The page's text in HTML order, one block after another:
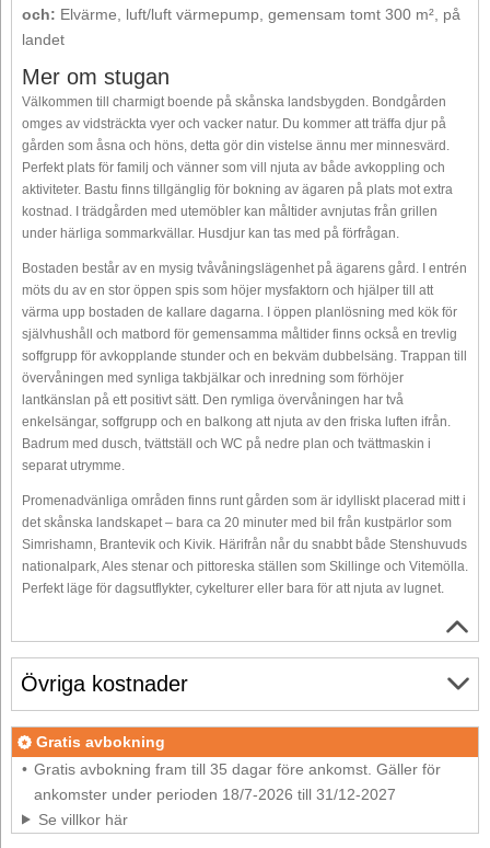
och: Elvärme, luft/luft värmepump, gemensam tomt 300 m², på
landet
Mer om stugan
Välkommen till charmigt boende på skånska landsbygden. Bondgården
omges av vidsträckta vyer och vacker natur. Du kommer att träffa djur på
gården som åsna och höns, detta gör din vistelse ännu mer minnesvärd.
Perfekt plats för familj och vänner som vill njuta av både avkoppling och
aktiviteter. Bastu finns tillgänglig för bokning av ägaren på plats mot extra
kostnad. I trädgården med utemöbler kan måltider avnjutas från grillen
under härliga sommarkvällar. Husdjur kan tas med på förfrågan.
Bostaden består av en mysig tvåvåningslägenhet på ägarens gård. I entrén
möts du av en stor öppen spis som höjer mysfaktorn och hjälper till att
värma upp bostaden de kallare dagarna. I öppen planlösning med kök för
självhushåll och matbord för gemensamma måltider finns också en trevlig
soffgrupp för avkopplande stunder och en bekväm dubbelsäng. Trappan till
övervåningen med synliga takbjälkar och inredning som förhöjer
lantkänslan på ett positivt sätt. Den rymliga övervåningen har två
enkelsängar, soffgrupp och en balkong att njuta av den friska luften ifrån.
Badrum med dusch, tvättställ och WC på nedre plan och tvättmaskin i
separat utrymme.
Promenadvänliga områden finns runt gården som är idylliskt placerad mitt i
det skånska landskapet – bara ca 20 minuter med bil från kustpärlor som
Simrishamn, Brantevik och Kivik. Härifrån når du snabbt både Stenshuvuds
nationalpark, Ales stenar och pittoreska ställen som Skillinge och Vitemölla.
Perfekt läge för dagsutflykter, cykelturer eller bara för att njuta av lugnet.
Övriga kostnader
Gratis avbokning
Gratis avbokning fram till 35 dagar före ankomst. Gäller för
ankomster under perioden 18/7-2026 till 31/12-2027
Se villkor här